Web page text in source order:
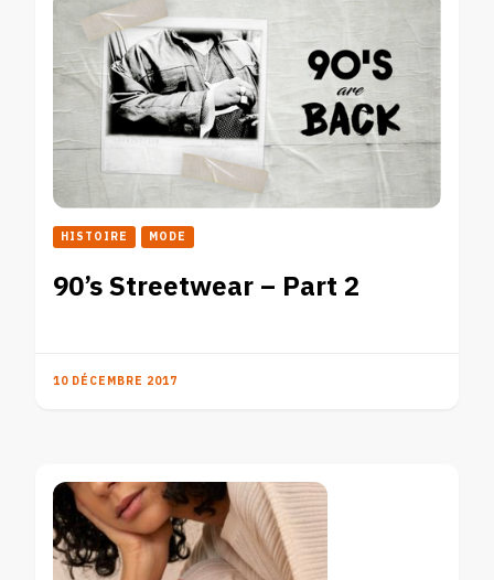
HISTOIRE MODE
90’s Streetwear – Part 2
10 DÉCEMBRE 2017